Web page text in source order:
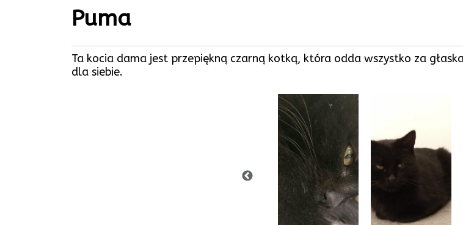
Puma
Ta kocia dama jest przepiękną czarną kotką, która odda wszystko za
dla siebie.